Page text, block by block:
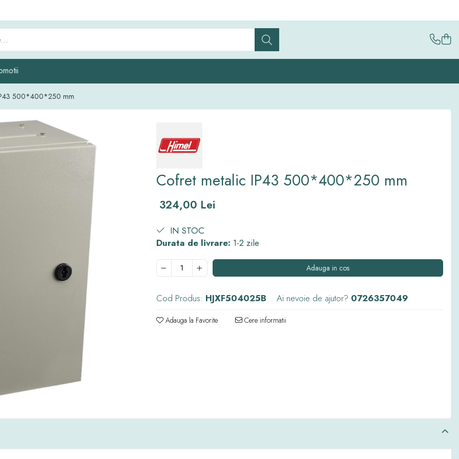
500*400*250 mm
Cofret metalic IP43 500*400*250 mm
324,00 Lei
IN STOC
Durata de livrare: 1-2 zile
Adauga in cos
Cod Produs: HJXF504025B Ai nevoie de ajutor? 0726357049
Adauga la Favorite Cere informatii